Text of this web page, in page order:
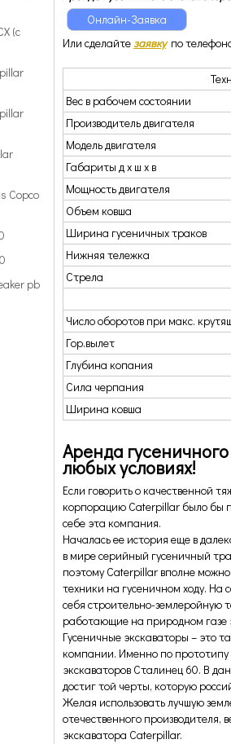
(с
Copco
pb
Онлайн-Заявка
Или сделайте заявкупо
Вес в рабочем состоянии
Производитель двигателя
Модель двигателя
Габариты д х ш х в
Мощность двигателя
Объем ковша
Ширина гусеничных траков
Нижняя тележка
Стрела
Число оборотов при макс.
Гор.вылет
Глубина копания
Сила черпания
Ширина ковша
Аренда
любых условиях!
Если говорить о качественной
корпорацию Caterpillar было бы
себе эта компания.
Началась ее история еще в
в мире серийный гусеничный
поэтому Caterpillar вполне
техники на гусеничном ходу. На
себя строительно-землеройную
работающие на природном газе
Гусеничные экскаваторы – это
компании. Именно по
экскаваторов Сталинец 60. В
достиг той черты, которую
Желая использовать лучшую
отечественного производителя,
экскаватора Caterpillar.